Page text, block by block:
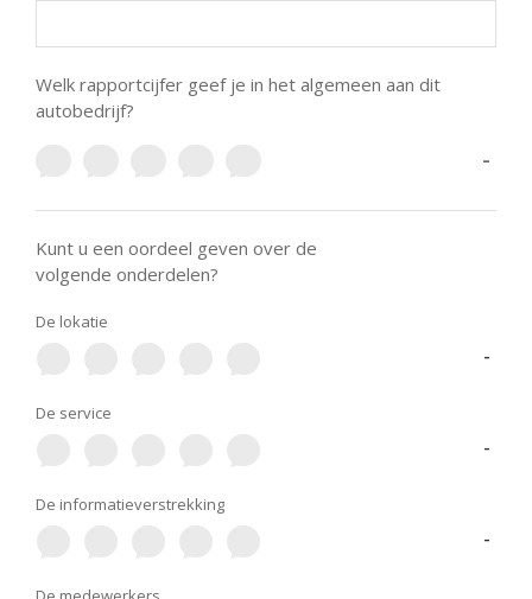
Welk rapportcijfer geef je in het algemeen aan dit
autobedrijf?
-
Kunt u een oordeel geven over de
volgende onderdelen?
De lokatie
-
De service
-
De informatieverstrekking
-